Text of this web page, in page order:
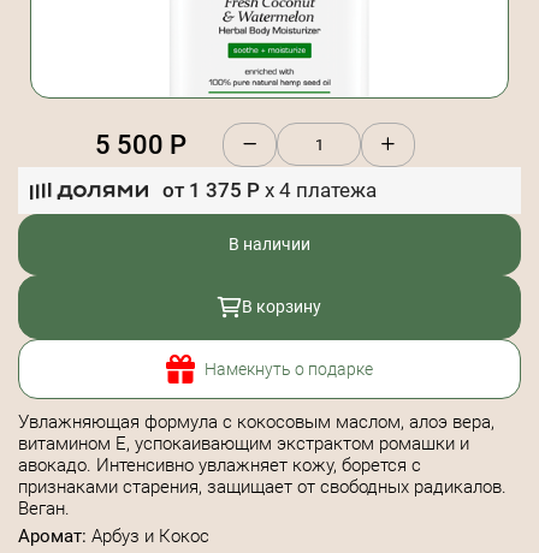
5 500 Р
от 1 375 Р x 4 платежа
В наличии
В корзину
Намекнуть о подарке
Увлажняющая формула с кокосовым маслом, алоэ вера,
витамином Е, успокаивающим экстрактом ромашки и
авокадо. Интенсивно увлажняет кожу, борется с
признаками старения, защищает от свободных радикалов.
Веган.
Аромат: Арбуз и Кокос